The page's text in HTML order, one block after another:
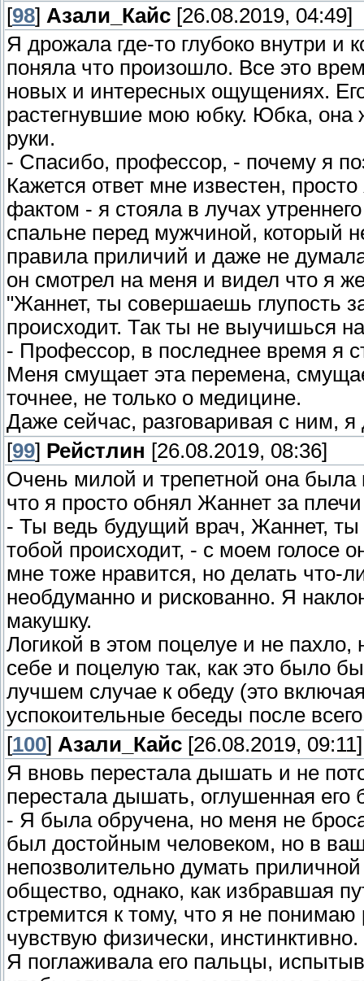
[98] Азали_Кайс [26.08.2019, 04:49]
Я дрожала где-то глубоко внутри и
поняла что произошло. Все это
новых и интересных ощущениях.
растегнувшие мою юбку. Юбка, она
руки.
- Спасибо, профессор, - почему я
Кажется ответ мне известен,
фактом - я стояла в лучах
спальне перед мужчиной, который
правила приличий и даже не
он смотрел на меня и видел что я
"Жаннет, ты совершаешь глупость
происходит. Так ты не выучишься
- Профессор, в последнее время я
Меня смущает эта перемена,
точнее, не только о медицине.
Даже сейчас, разговаривая с ним, я
[99] Рейстлин [26.08.2019, 08:36]
Очень милой и трепетной она
что я просто обнял Жаннет за
- Ты ведь будущий врач, Жаннет, ты
тобой происходит, - с моем голосе
мне тоже нравится, но делать что-
необдуманно и рискованно. Я
макушку.
Логикой в этом поцелуе и не
себе и поцелую так, как это было
лучшем случае к обеду (это
успокоительные беседы после
[100] Азали_Кайс [26.08.2019, 09:11]
Я вновь перестала дышать и не
перестала дышать, оглушенная его
- Я была обручена, но меня не
был достойным человеком, но в
непозволительно думать
общество, однако, как избравшая
стремится к тому, что я не
чувствую физически, инстинктивно.
Я поглаживала его пальцы,